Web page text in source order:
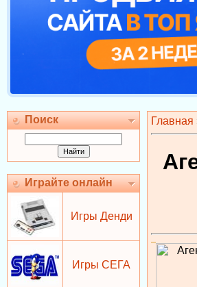
Поиск
Играйте онлайн
Игры Денди
Игры СЕГА
Главная